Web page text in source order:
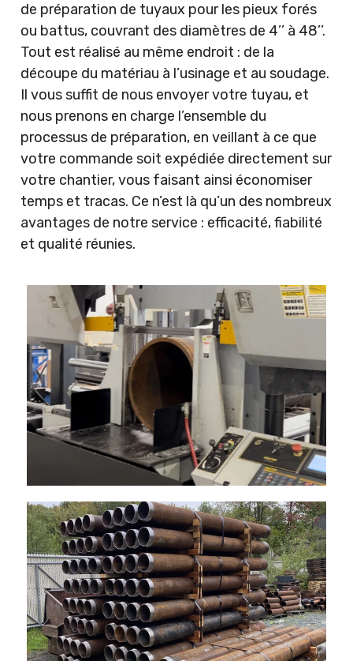
de préparation de tuyaux pour les pieux forés
ou battus, couvrant des diamètres de 4’’ à 48’’.
Tout est réalisé au même endroit : de la
découpe du matériau à l’usinage et au soudage.
Il vous suffit de nous envoyer votre tuyau, et
nous prenons en charge l’ensemble du
processus de préparation, en veillant à ce que
votre commande soit expédiée directement sur
votre chantier, vous faisant ainsi économiser
temps et tracas. Ce n’est là qu’un des nombreux
avantages de notre service : efficacité, fiabilité
et qualité réunies.